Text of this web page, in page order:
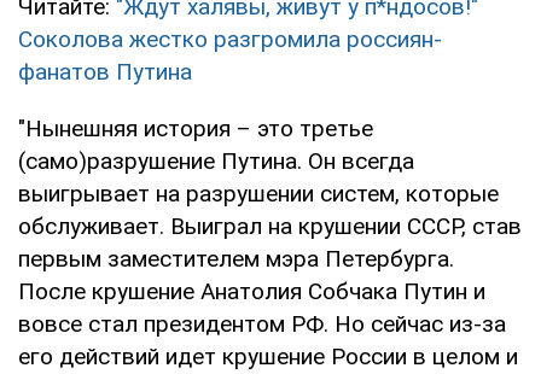
Читайте: "Ждут халявы, живут у п*ндосов!"
Соколова жестко разгромила россиян-
фанатов Путина
"Нынешняя история – это третье
(само)разрушение Путина. Он всегда
выигрывает на разрушении систем, которые
обслуживает. Выиграл на крушении СССР, став
первым заместителем мэра Петербурга.
После крушение Анатолия Собчака Путин и
вовсе стал президентом РФ. Но сейчас из-за
его действий идет крушение России в целом и